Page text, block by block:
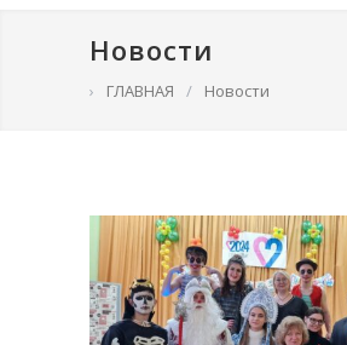
Новости
› ГЛАВНАЯ / Новости